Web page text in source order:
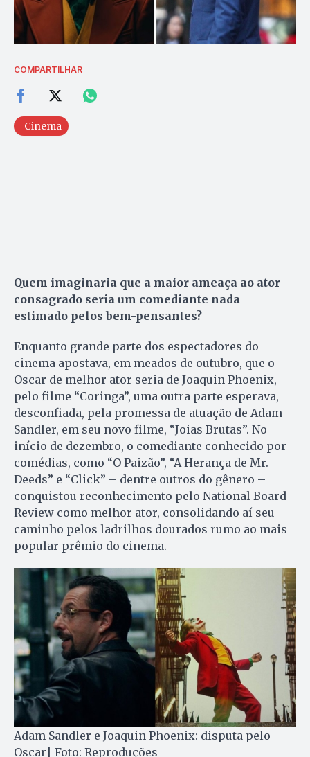
COMPARTILHAR
Cinema
Quem imaginaria que a maior ameaça ao ator
consagrado seria um comediante nada
estimado pelos bem-pensantes?
Enquanto grande parte dos espectadores do
cinema apostava, em meados de outubro, que o
Oscar de melhor ator seria de Joaquin Phoenix,
pelo filme “Coringa”, uma outra parte esperava,
desconfiada, pela promessa de atuação de Adam
Sandler, em seu novo filme, “Joias Brutas”. No
início de dezembro, o comediante conhecido por
comédias, como “O Paizão”, “A Herança de Mr.
Deeds” e “Click” – dentre outros do gênero –
conquistou reconhecimento pelo National Board
Review como melhor ator, consolidando aí seu
caminho pelos ladrilhos dourados rumo ao mais
popular prêmio do cinema.
Adam Sandler e Joaquin Phoenix: disputa pelo
Oscar| Foto: Reproduções